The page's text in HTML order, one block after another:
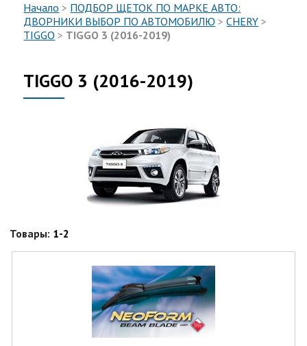
Начало > ПОДБОР ЩЕТОК ПО МАРКЕ АВТО:
ДВОРНИКИ ВЫБОР ПО АВТОМОБИЛЮ >CHERY >
TIGGO > TIGGO 3 (2016-2019)
TIGGO 3 (2016-2019)
Товары: 1-2